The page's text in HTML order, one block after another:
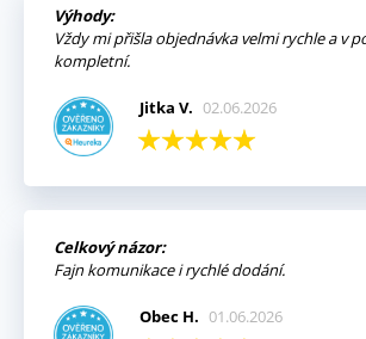
Výhody:
Vždy mi přišla objednávka velmi rychle a v
kompletní.
Jitka V. 02.06.2026
Celkový názor:
Fajn komunikace i rychlé dodání.
Obec H. 01.06.2026